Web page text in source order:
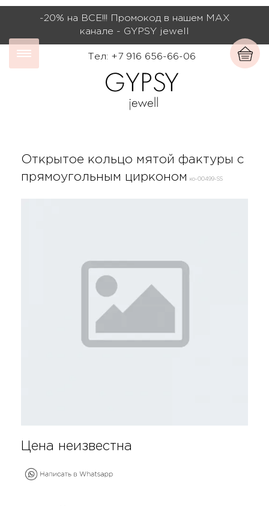
-20% на ВСЕ!!! Промокод в нашем МАХ
канале - GYPSY jewell
Тел: +7 916 656-66-06
Открытое кольцо мятой фактуры с
прямоугольным цирконом
ко-00499-SS
Цена неизвестна